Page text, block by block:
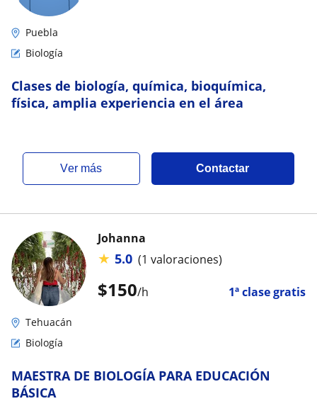
Puebla
Biología
Clases de biología, química, bioquímica,
física, amplia experiencia en el área
ver más Contactar
$150/h 1ª clase gratis
Johanna
★ 5.0 (1 valoraciones)
Tehuacán
Biología
MAESTRA DE BIOLOGÍA PARA EDUCACIÓN
BÁSICA